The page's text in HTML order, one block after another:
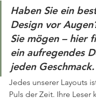
Haben Sie ein
Design vor
Sie mögen – hier
ein aufregendes
jeden Geschmack.
Jedes unserer Layouts
Puls der Zeit. Ihre Leser